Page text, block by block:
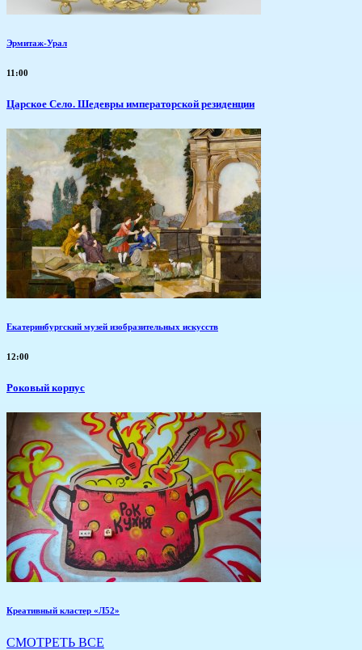
Эрмитаж-Урал
11:00
Царское Село. Шедевры императорской резиденции
Екатеринбургский музей изобразительных искусств
12:00
Роковый корпус
Креативный кластер «Л52»
СМОТРЕТЬ ВСЕ